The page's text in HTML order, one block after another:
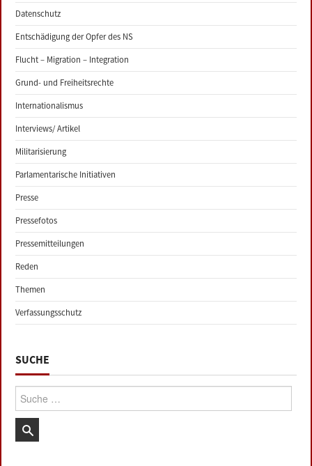
Datenschutz
Entschädigung der Opfer des NS
Flucht – Migration – Integration
Grund- und Freiheitsrechte
Internationalismus
Interviews/ Artikel
Militarisierung
Parlamentarische Initiativen
Presse
Pressefotos
Pressemitteilungen
Reden
Themen
Verfassungsschutz
SUCHE
Suche: